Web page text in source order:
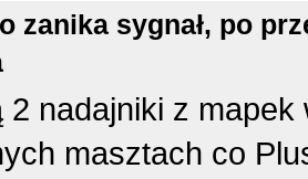
zanika sygnał, po
2 nadajniki z
masztach co